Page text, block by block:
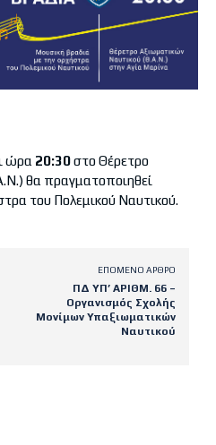
ώρα 20:30στο Θέρετρο
θα πραγματοποιηθεί
του Πολεμικού Ναυτικού.
ΕΠΌΜΕΝΟ ΆΡΘΡΟ
ΠΔ ΥΠ’ ΑΡΙΘΜ. 66 –
Οργανισμός Σχολής
Μονίμων Υπαξιωματικών
Ναυτικού